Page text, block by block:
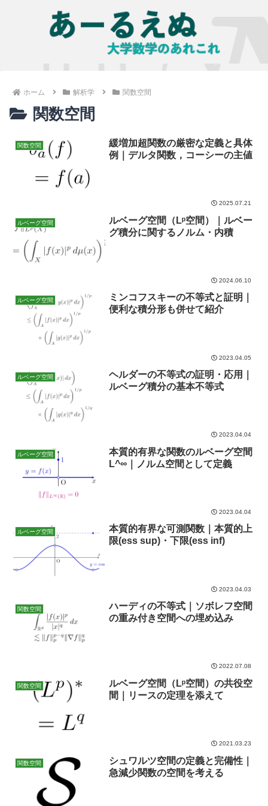
ホーム 解析学 関数空間
関数空間
関数空間
緩増加超関数の厳密な定義と具体
例｜デルタ関数，コーシーの主値
2025.07.21
ルベーグ空間
ルベーグ空間（Lᵖ空間）｜ルベー
グ積分に関するノルム・内積
2024.06.10
ルベーグ空間
ミンコフスキーの不等式と証明｜
便利な積分形も併せて紹介
2023.04.05
ルベーグ空間
ヘルダーの不等式の証明・応用｜
ルベーグ積分の基本不等式
2023.04.04
ルベーグ空間
本質的有界な関数のルベーグ空間
L^∞｜ノルム空間として定義
2023.04.04
ルベーグ空間
本質的有界な可測関数｜本質的上
限(ess sup)・下限(ess inf)
2023.04.03
関数空間
ハーディの不等式｜ソボレフ空間
の重み付き空間への埋め込み
2022.07.08
関数空間
ルベーグ空間（Lᵖ空間）の共役空
間｜リースの定理を添えて
2021.03.23
関数空間
シュワルツ空間の定義と完備性｜
急減少関数の空間を考える